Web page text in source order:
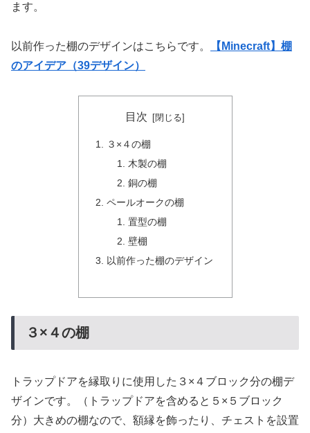
ます。
以前作った棚のデザインはこちらです。
【Minecraft】棚
のアイデア（39デザイン）
目次
３×４の棚
木製の棚
銅の棚
ペールオークの棚
置型の棚
壁棚
以前作った棚のデザイン
３×４の棚
トラップドアを縁取りに使用した３×４ブロック分の棚デ
ザインです。（トラップドアを含めると５×５ブロック
分）大きめの棚なので、額縁を飾ったり、チェストを設置